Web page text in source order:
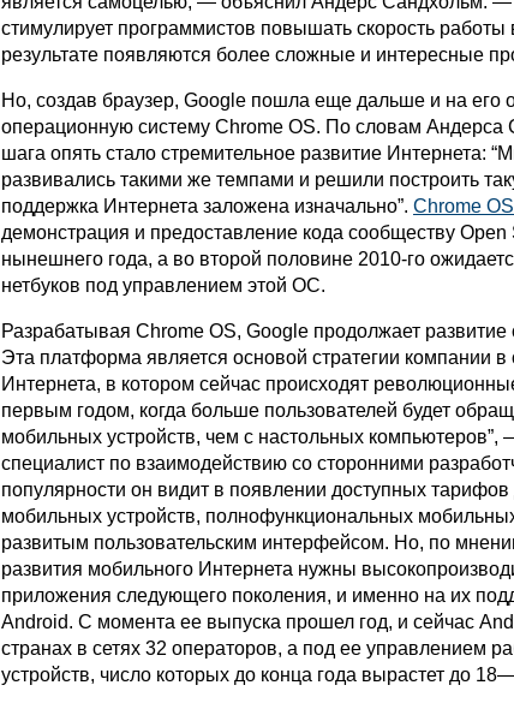
стимулирует программистов повышать скорость
результате появляются более сложные и интересные
Но, создав браузер, Google пошла еще дальше и на его
операционную систему Chrome OS. По словам Андерса
шага опять стало стремительное развитие Интернета:
развивались такими же темпами и решили построить
поддержка Интернета заложена изначально”. Chrome
демонстрация и предоставление кода сообществу Open
нынешнего года, а во второй половине 2010-го
нетбуков под управлением этой ОС.
Разрабатывая Chrome OS, Google продолжает
Эта платформа является основой стратегии компании в
Интернета, в котором сейчас происходят
первым годом, когда больше пользователей будет
мобильных устройств, чем с настольных компьютеров”,
специалист по взаимодействию со сторонними
популярности он видит в появлении доступных тарифов
мобильных устройств, полнофункциональных
развитым пользовательским интерфейсом. Но, по
развития мобильного Интернета нужны
приложения следующего поколения, и именно на их
Android. C момента ее выпуска прошел год, и сейчас
странах в сетях 32 операторов, а под ее управлением
устройств, число которых до конца года вырастет до